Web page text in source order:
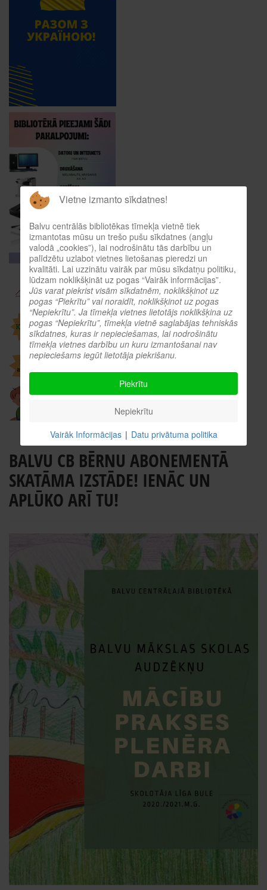
BALVU CB BĒRNU ABONEMENTĀ
SKATĀMA IZSTĀDE! IENĀC UN
APLŪKO ARĪ TU!
Vietne izmanto sīkdatnes!
Balvu centrālās bibliotēkas tīmekļa vietnē tiek
izmantotas mūsu un trešo pušu sīkdatnes (angļu
valodā „cookies”), lai nodrošinātu tās darbību un
palīdzētu uzlabot vietnes lietošanas pieredzi un
kvalitāti. Lai uzzinātu vairāk par mūsu sīkdatņu politiku,
lūdzam noklikšķināt uz pogas “Vairāk informācijas”.
Jūs varat piekrist visām sīkdatnēm, noklikšķinot uz
pogas “Piekrītu” vai noraidīt, noklikšķinot uz pogas
“Nepiekrītu”. Ja tīmekļa vietnes lietotājs noklikšķina uz
pogas “Nepiekrītu”, tīmekļa vietnē saglabājas tehniskās
sīkdatnes, kuras ir nepieciešamas, lai nodrošinātu
tīmekļa vietnes darbību un kuru izmantošanai nav
nepieciešams iegūt lietotāja piekrišanu.
Piekrītu
Nepiekrītu
Vairāk Informācijas | Datu privātuma politika